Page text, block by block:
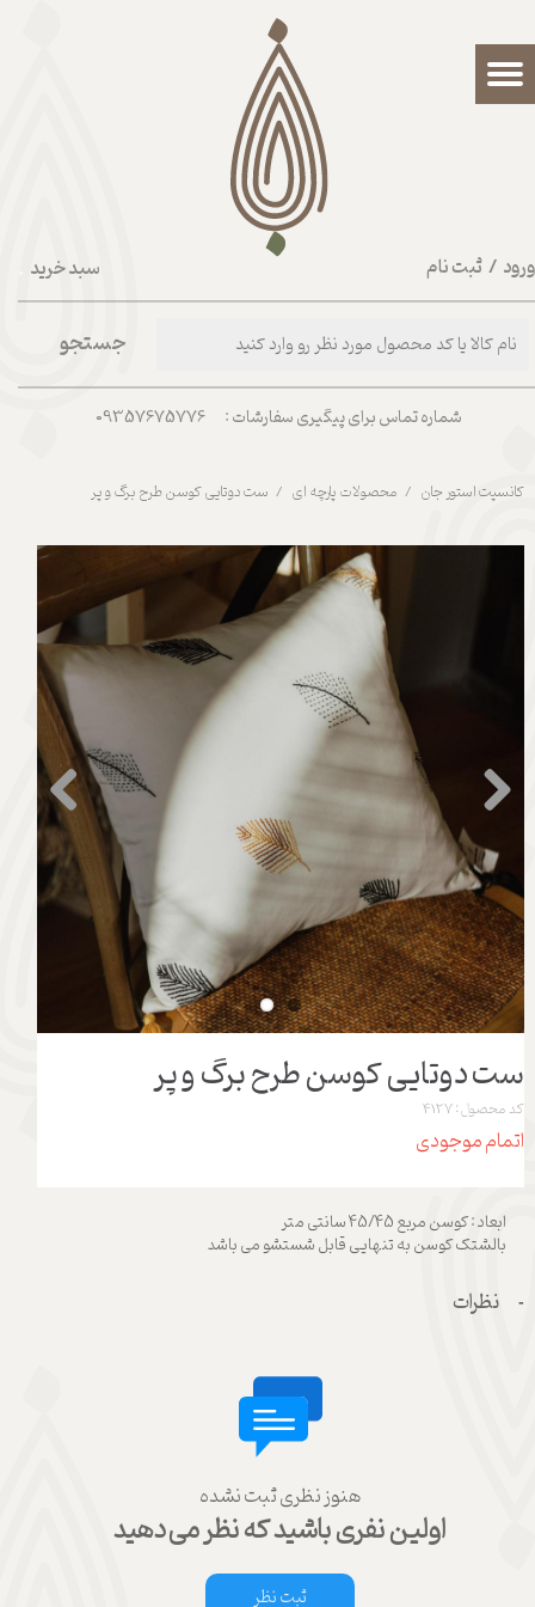
سبد خرید / ثبت نام
حساب کاربری من
تغییر گذر واژه
شماره تماس برای پیگیری سفارشات : 09357675776
جستجو
کانسپت استور جان محصولات پارچه ای ست دوتایی کوسن طرح برگ و پر
ست دوتایی کوسن طرح برگ و پر
کد محصول: 4127
اتمام موجودی
ابعاد : کوسن مربع 45/45 سانتی متر
بالشتک کوسن به تنهایی قابل شستشو می باشد
نظرات
هنوز نظری ثبت نشده
اولین نفری باشید که نظر می‌دهید
ثبت نظر